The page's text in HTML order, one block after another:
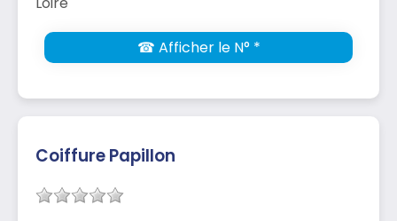
☎ Afficher le N° *
Coiffure Papillon